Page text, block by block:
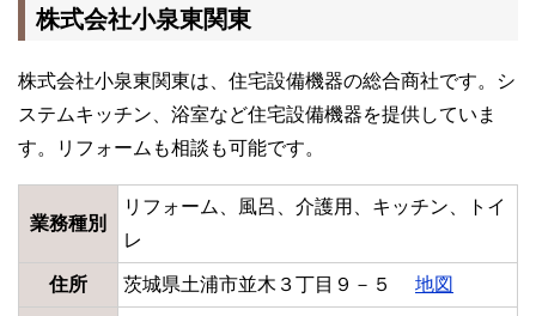
株式会社小泉東関東
株式会社小泉東関東は、住宅設備機器の総合商社です。シ
ステムキッチン、浴室など住宅設備機器を提供していま
す。リフォームも相談も可能です。
業務種別
リフォーム、風呂、介護用、キッチン、トイ
レ
住所 茨城県土浦市並木３丁目９－５ 地図